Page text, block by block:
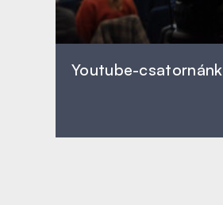
Youtube-csatornánk